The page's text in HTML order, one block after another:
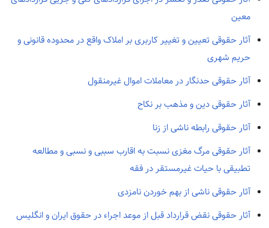
معین
آثار حقوقی تعیین و تغییر کاربری بر املاک واقع در محدوده قانونی و
حریم شهری
آثار حقوقی حدنگار در معاملات اموال غیرمنقول
آثار حقوقی دین و مذهب بر نکاح
آثار حقوقی رابطه ناشی از زنا
آثار حقوقی مرگ مغزی نسبت به اقارب سببی و نسبی و مطالعه
تطبیقی با حیات غیرمستقر در فقه
آثار حقوقی ناشی از بهم خوردن نامزدی
آثار حقوقی نقض قرارداد قبل از موعد اجراء در حقوق ایران و انگلیس